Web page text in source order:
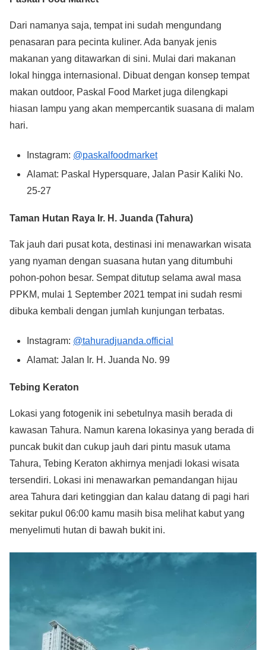
Dari namanya saja, tempat ini sudah mengundang
penasaran para pecinta kuliner. Ada banyak jenis
makanan yang ditawarkan di sini. Mulai dari makanan
lokal hingga internasional. Dibuat dengan konsep tempat
makan outdoor, Paskal Food Market juga dilengkapi
hiasan lampu yang akan mempercantik suasana di malam
hari.
Instagram: @paskalfoodmarket
Alamat: Paskal Hypersquare, Jalan Pasir Kaliki No.
25-27
Taman Hutan Raya Ir. H. Juanda (Tahura)
Tak jauh dari pusat kota, destinasi ini menawarkan wisata
yang nyaman dengan suasana hutan yang ditumbuhi
pohon-pohon besar. Sempat ditutup selama awal masa
PPKM, mulai 1 September 2021 tempat ini sudah resmi
dibuka kembali dengan jumlah kunjungan terbatas.
Instagram: @tahuradjuanda.official
Alamat: Jalan Ir. H. Juanda No. 99
Tebing Keraton
Lokasi yang fotogenik ini sebetulnya masih berada di
kawasan Tahura. Namun karena lokasinya yang berada di
puncak bukit dan cukup jauh dari pintu masuk utama
Tahura, Tebing Keraton akhirnya menjadi lokasi wisata
tersendiri. Lokasi ini menawarkan pemandangan hijau
area Tahura dari ketinggian dan kalau datang di pagi hari
sekitar pukul 06:00 kamu masih bisa melihat kabut yang
menyelimuti hutan di bawah bukit ini.